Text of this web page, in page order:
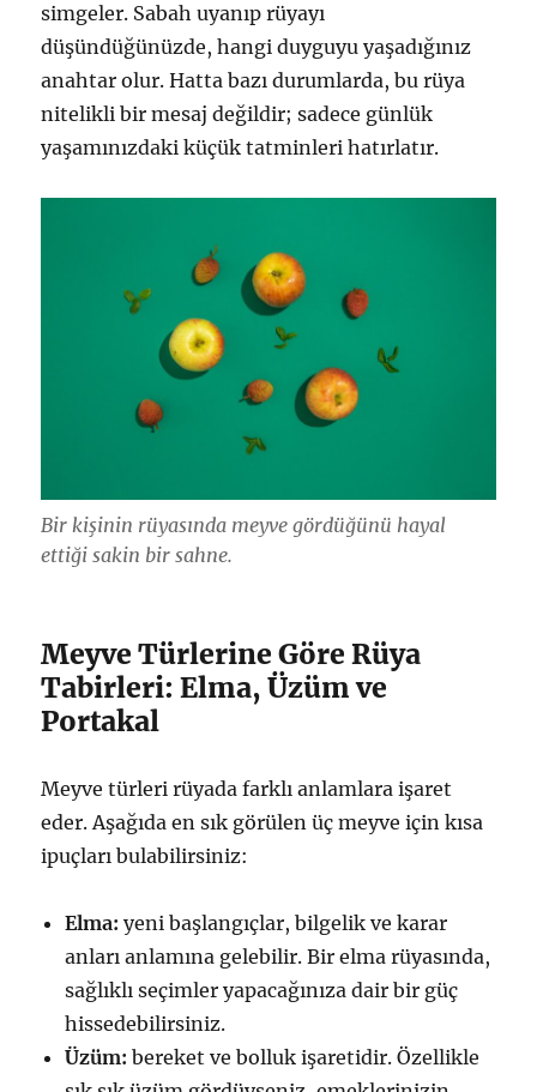
simgeler. Sabah uyanıp rüyayı
düşündüğünüzde, hangi duyguyu yaşadığınız
anahtar olur. Hatta bazı durumlarda, bu rüya
nitelikli bir mesaj değildir; sadece günlük
yaşamınızdaki küçük tatminleri hatırlatır.
Bir kişinin rüyasında meyve gördüğünü hayal
ettiği sakin bir sahne.
Meyve Türlerine Göre Rüya
Tabirleri: Elma, Üzüm ve
Portakal
Meyve türleri rüyada farklı anlamlara işaret
eder. Aşağıda en sık görülen üç meyve için kısa
ipuçları bulabilirsiniz:
Elma: yeni başlangıçlar, bilgelik ve karar
anları anlamına gelebilir. Bir elma rüyasında,
sağlıklı seçimler yapacağınıza dair bir güç
hissedebilirsiniz.
Üzüm: bereket ve bolluk işaretidir. Özellikle